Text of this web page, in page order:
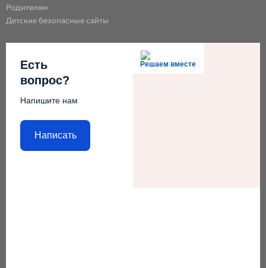
Родителям
Детские безопасные сайты
Решаем вместе
Есть
вопрос?
Напишите нам
Написать